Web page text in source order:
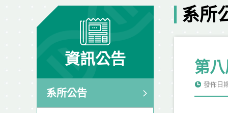
資訊公告
系所公告
系所
第
發佈日